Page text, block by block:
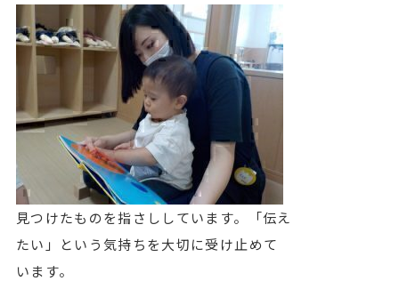
見つけたものを指さししています。「伝え
たい」という気持ちを大切に受け止めて
います。